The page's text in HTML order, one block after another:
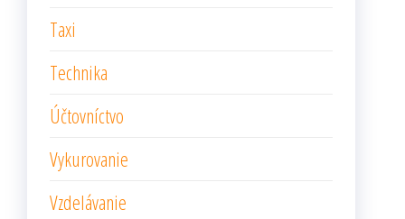
Taxi
Technika
Účtovníctvo
Vykurovanie
Vzdelávanie